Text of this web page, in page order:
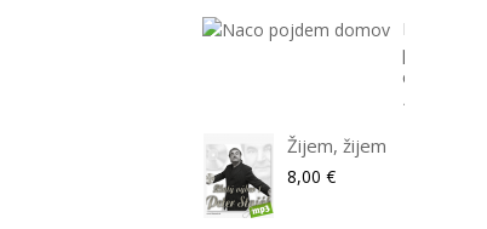
Načo
pôjdem
12,00 €
Žijem, žijem
8,00 €